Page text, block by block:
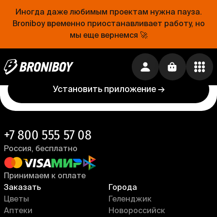
Иногда даже любимым проектам нужна пауза.
Broniboy временно приостанавливает работу, но
мы еще вернемся 🚀
Проще, чем открыть холодильник
Broniboy и закажи еду из любимого ресторана
прямо сейчас!
Установить приложение →
Заказать
Цветы
Аптеки
Города
Геленджик
Новороссийск
+7 800 555 57 08
Россия, бесплатно
Принимаем к оплате